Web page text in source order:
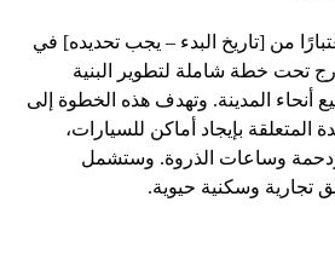
من [تاريخ البدء – يجب تحديده] في
تحت خطة شاملة لتطوير البنية
أنحاء المدينة. وتهدف هذه الخطوة إلى
المتعلقة بإيجاد أماكن للسيارات،
وساعات الذروة. وستشمل
تجارية وسكنية حيوية.